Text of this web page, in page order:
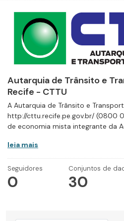
Autarquia de Trânsito e
Recife - CTTU
A Autarquia de Trânsito e
http://cttu.recife.pe.gov.br/ (0800
de economia mista integrante da
leia mais
Seguidores
0
Conjuntos de
30